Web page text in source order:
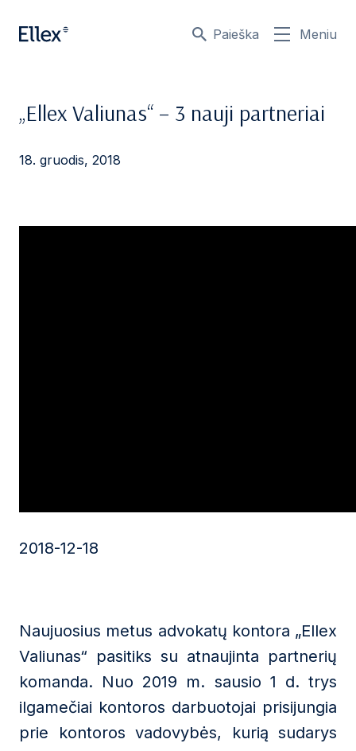
Paieška Meniu
„Ellex Valiunas“ – 3 nauji partneriai
18. gruodis, 2018
2018-12-18
Naujuosius metus advokatų kontora „Ellex
Valiunas“ pasitiks su atnaujinta partnerių
komanda. Nuo 2019 m. sausio 1 d. trys
ilgamečiai kontoros darbuotojai prisijungia
prie kontoros vadovybės, kurią sudarys